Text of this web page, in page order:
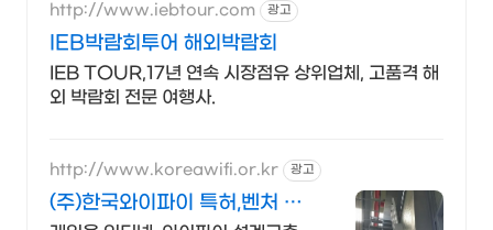
http://www.iebtour.com 광고
IEB박람회투어 해외박람회
IEB TOUR,17년 연속 시장점유 상위업체, 고품격 해
외 박람회 전문 여행사.
http://www.koreawifi.or.kr 광고
(주)한국와이파이 특허,벤처 빠